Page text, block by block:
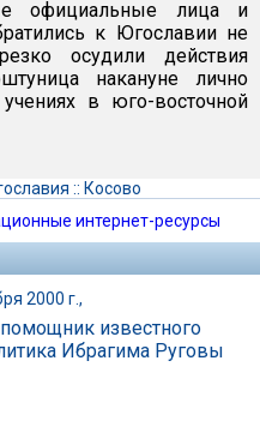
официальные лица и
к Югославии не
осудили действия
накануне лично
в юго-восточной
:: Косово
интернет-ресурсы
2000 г.,
известного
Ибрагима Руговы